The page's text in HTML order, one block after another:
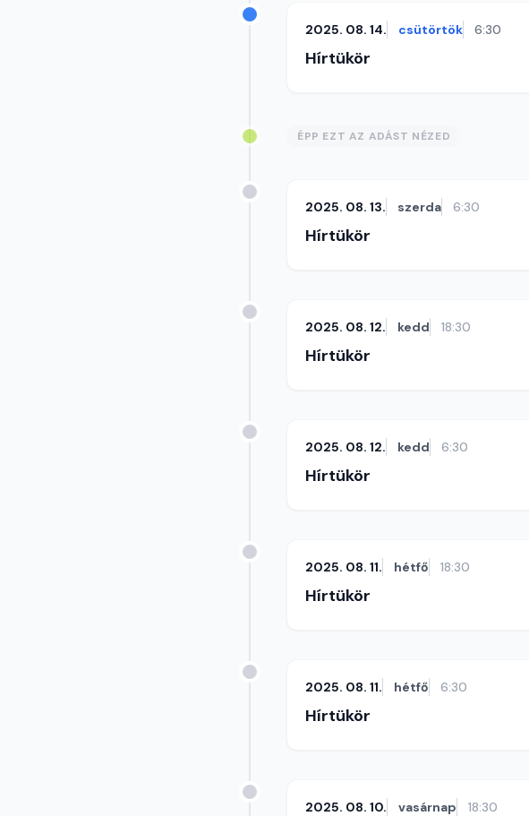
2025. 08. 14. csütörtök 6:30
Hírtükör
ÉPP EZT AZ ADÁST NÉZED
2025. 08. 13. szerda 6:30
Hírtükör
2025. 08. 12. kedd 18:30
Hírtükör
2025. 08. 12. kedd 6:30
Hírtükör
2025. 08. 11. hétfő 18:30
Hírtükör
2025. 08. 11. hétfő 6:30
Hírtükör
2025. 08. 10. vasárnap 18:30